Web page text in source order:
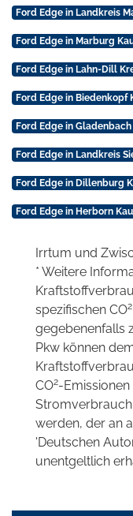
Ford Edge in Landkreis
Ford Edge in Marburg
Ford Edge in Lahn-Dill
Ford Edge in Biedenkopf
Ford Edge in
Ford Edge in Landkreis
Ford Edge in Dillenburg
Ford Edge in Herborn
Irrtum und
* Weitere
spezifischen CO2
gegebenenfalls
Pkw können
CO2-
werden, der an
'Deutschen
unentgeltlich